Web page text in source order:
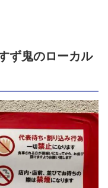
ず鬼のローカル